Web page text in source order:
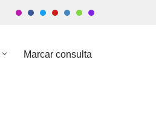
Marcar consulta